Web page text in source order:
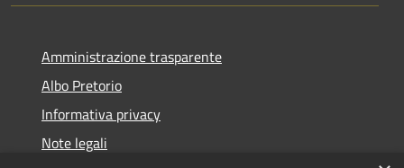
Amministrazione trasparente
Albo Pretorio
Informativa privacy
Note legali